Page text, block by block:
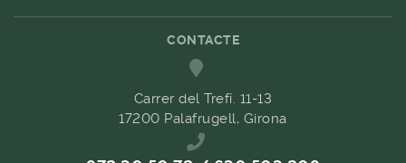
CONTACTE
Carrer del Trefí. 11-13
17200 Palafrugell, Girona